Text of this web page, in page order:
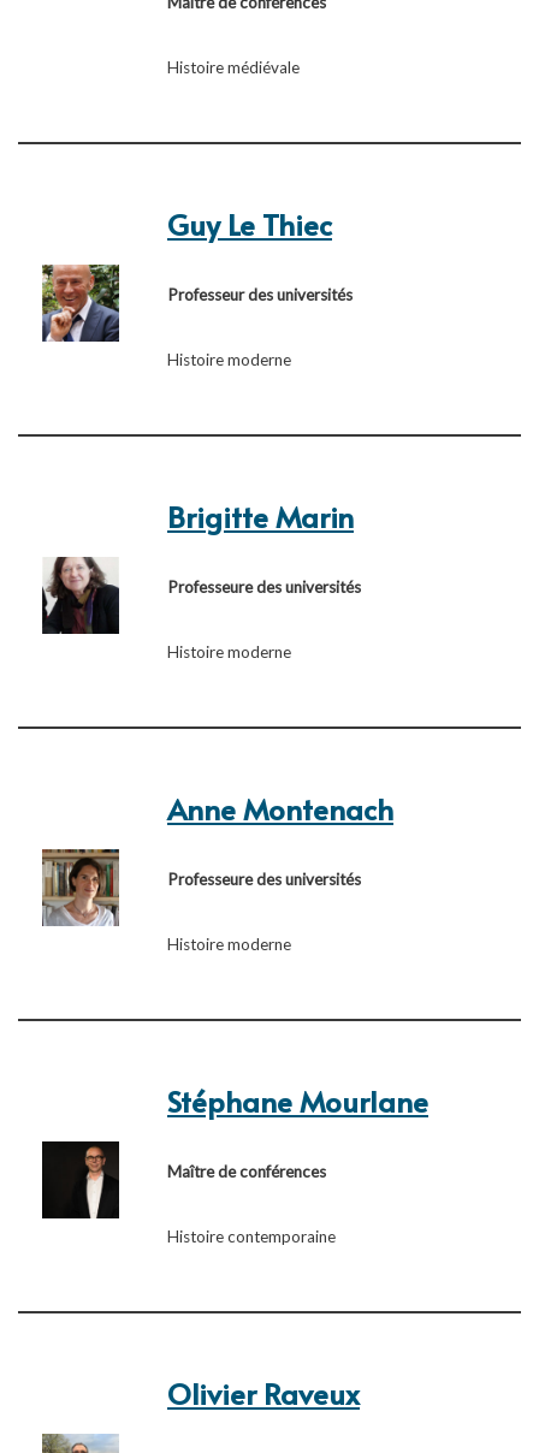
Histoire médiévale
Guy Le Thiec
Professeur des universités
Histoire moderne
Brigitte Marin
Professeure des universités
Histoire moderne
Anne Montenach
Professeure des universités
Histoire moderne
Stéphane Mourlane
Maître de conférences
Histoire contemporaine
Olivier Raveux